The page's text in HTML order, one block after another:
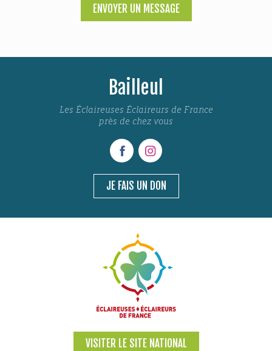
ENVOYER UN MESSAGE
Bailleul
Les Éclaireuses Éclaireurs de France
près de chez vous
JE FAIS UN DON
VISITER LE SITE NATIONAL